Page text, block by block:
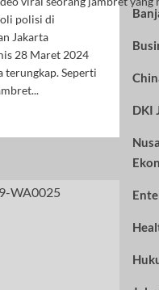
polisi di
Jakarta
28 Maret 2024
terungkap. Seperti
DKI